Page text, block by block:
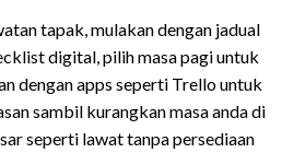
tapak, mulakan dengan jadual
digital, pilih masa pagi untuk
dengan apps seperti Trello untuk
sambil kurangkan masa anda di
seperti lawat tanpa persediaan